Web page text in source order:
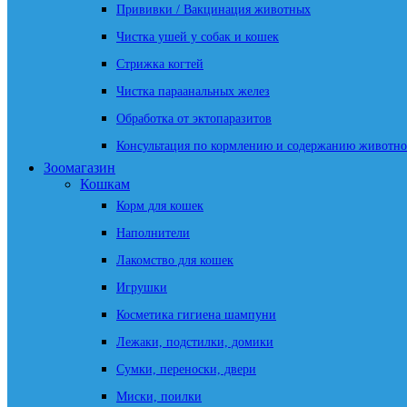
Прививки / Вакцинация животных
Чистка ушей у собак и кошек
Стрижка когтей
Чистка параанальных желез
Обработка от эктопаразитов
Консультация по кормлению и содержанию
Зоомагазин
Кошкам
Корм для кошек
Наполнители
Лакомство для кошек
Игрушки
Косметика гигиена шампуни
Лежаки, подстилки, домики
Сумки, переноски, двери
Миски, поилки